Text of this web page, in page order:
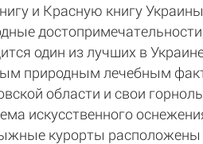
и Красную книгу
один из лучших в
природным лечебным
области и свои
искусственного
курорты